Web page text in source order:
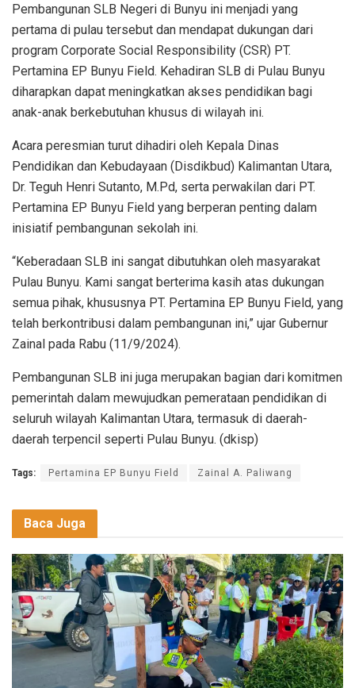
Pembangunan SLB Negeri di Bunyu ini menjadi yang
pertama di pulau tersebut dan mendapat dukungan dari
program Corporate Social Responsibility (CSR) PT.
Pertamina EP Bunyu Field. Kehadiran SLB di Pulau Bunyu
diharapkan dapat meningkatkan akses pendidikan bagi
anak-anak berkebutuhan khusus di wilayah ini.
Acara peresmian turut dihadiri oleh Kepala Dinas
Pendidikan dan Kebudayaan (Disdikbud) Kalimantan Utara,
Dr. Teguh Henri Sutanto, M.Pd, serta perwakilan dari PT.
Pertamina EP Bunyu Field yang berperan penting dalam
inisiatif pembangunan sekolah ini.
“Keberadaan SLB ini sangat dibutuhkan oleh masyarakat
Pulau Bunyu. Kami sangat berterima kasih atas dukungan
semua pihak, khususnya PT. Pertamina EP Bunyu Field, yang
telah berkontribusi dalam pembangunan ini,” ujar Gubernur
Zainal pada Rabu (11/9/2024).
Pembangunan SLB ini juga merupakan bagian dari komitmen
pemerintah dalam mewujudkan pemerataan pendidikan di
seluruh wilayah Kalimantan Utara, termasuk di daerah-
daerah terpencil seperti Pulau Bunyu. (dkisp)
Tags: Pertamina EP Bunyu Field Zainal A. Paliwang
Baca Juga